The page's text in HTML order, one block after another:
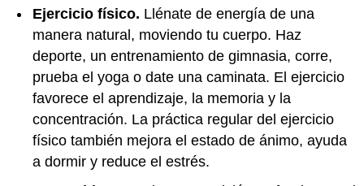
Ejercicio físico. Llénate de energía de una
manera natural, moviendo tu cuerpo. Haz
deporte, un entrenamiento de gimnasia, corre,
prueba el yoga o date una caminata. El ejercicio
favorece el aprendizaje, la memoria y la
concentración. La práctica regular del ejercicio
físico también mejora el estado de ánimo, ayuda
a dormir y reduce el estrés.